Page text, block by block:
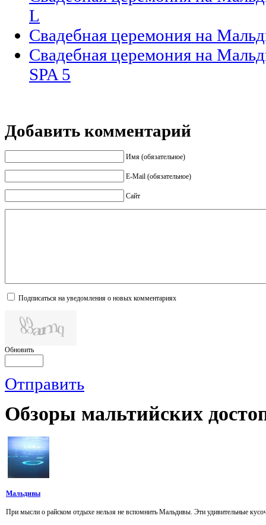
L
Свадебная церемония на
Свадебная церемония на
SPA 5
Добавить комментарий
Имя (обязательное)
E-Mail (обязательное)
Сайт
Подписаться на уведомления о новых комментариях
Обновить
Отправить
Обзоры мальтийских
Мальдивы
При мысли о райском отдыхе нельзя не вспомнить Мальдивы. Эти удивительные